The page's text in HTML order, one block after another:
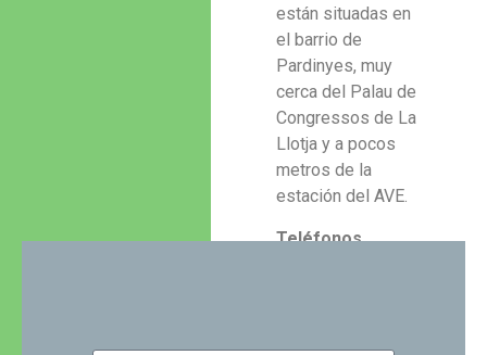
están situadas en
el barrio de
Pardinyes, muy
cerca del Palau de
Congressos de La
Llotja y a pocos
metros de la
estación del AVE.
Teléfonos